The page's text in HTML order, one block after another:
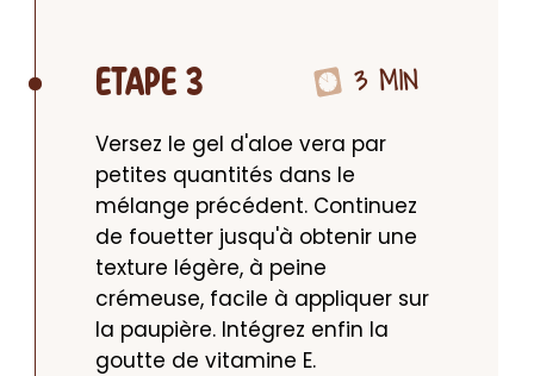
ETAPE 3 3 MIN
Versez le gel d'aloe vera par
petites quantités dans le
mélange précédent. Continuez
de fouetter jusqu'à obtenir une
texture légère, à peine
crémeuse, facile à appliquer sur
la paupière. Intégrez enfin la
goutte de vitamine E.